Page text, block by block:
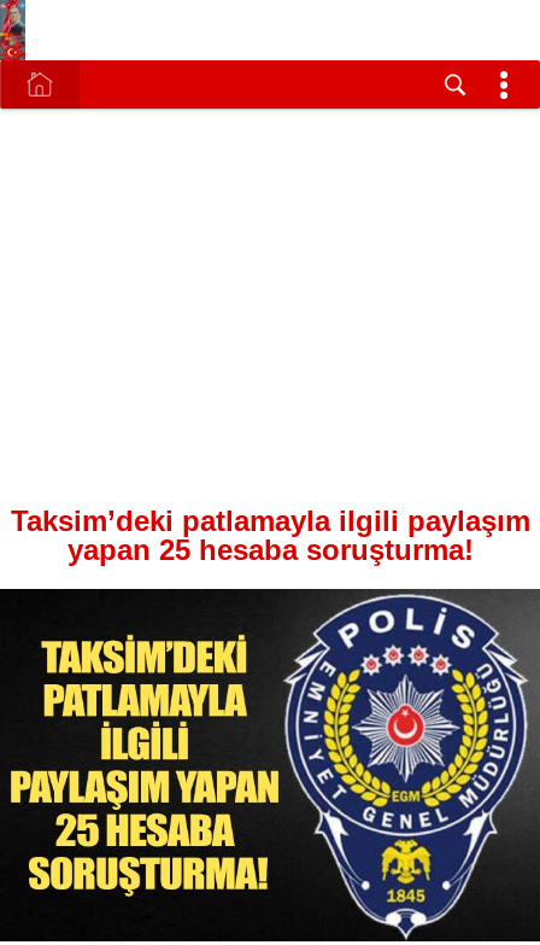
Taksim’deki patlamayla ilgili paylaşım
yapan 25 hesaba soruşturma!